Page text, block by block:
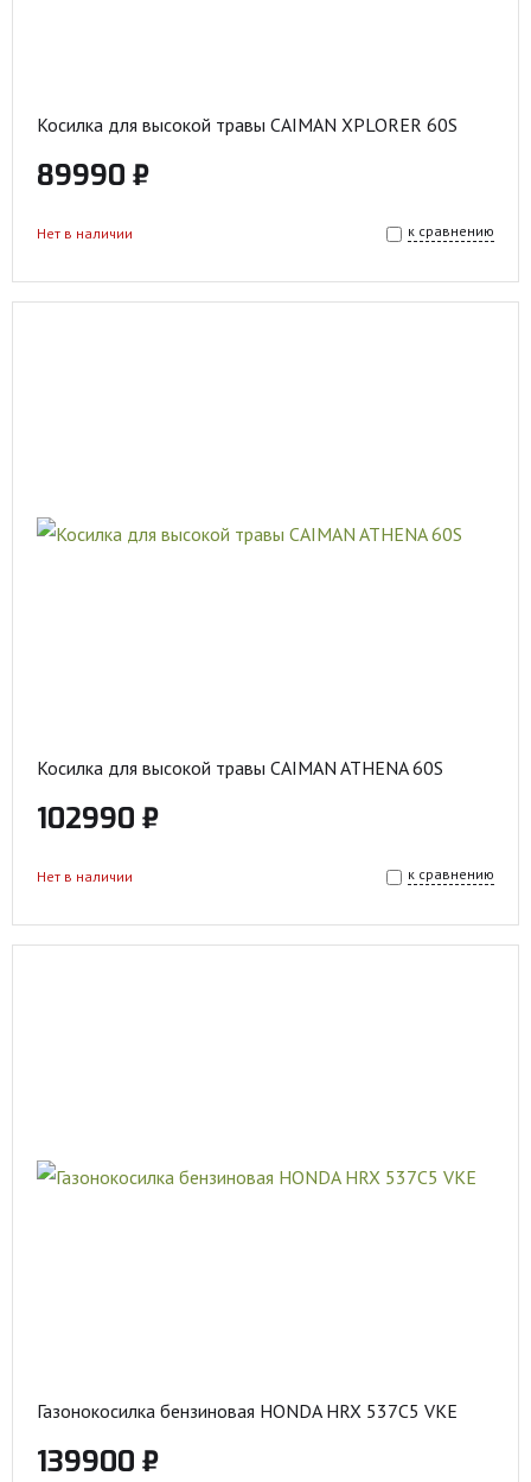
Косилка для высокой травы CAIMAN XPLORER 60S
89990 ₽
к сравнению
Нет в наличии
Косилка для высокой травы CAIMAN ATHENA 60S
102990 ₽
к сравнению
Нет в наличии
Газонокосилка бензиновая HONDA HRX 537C5 VKE
139900 ₽